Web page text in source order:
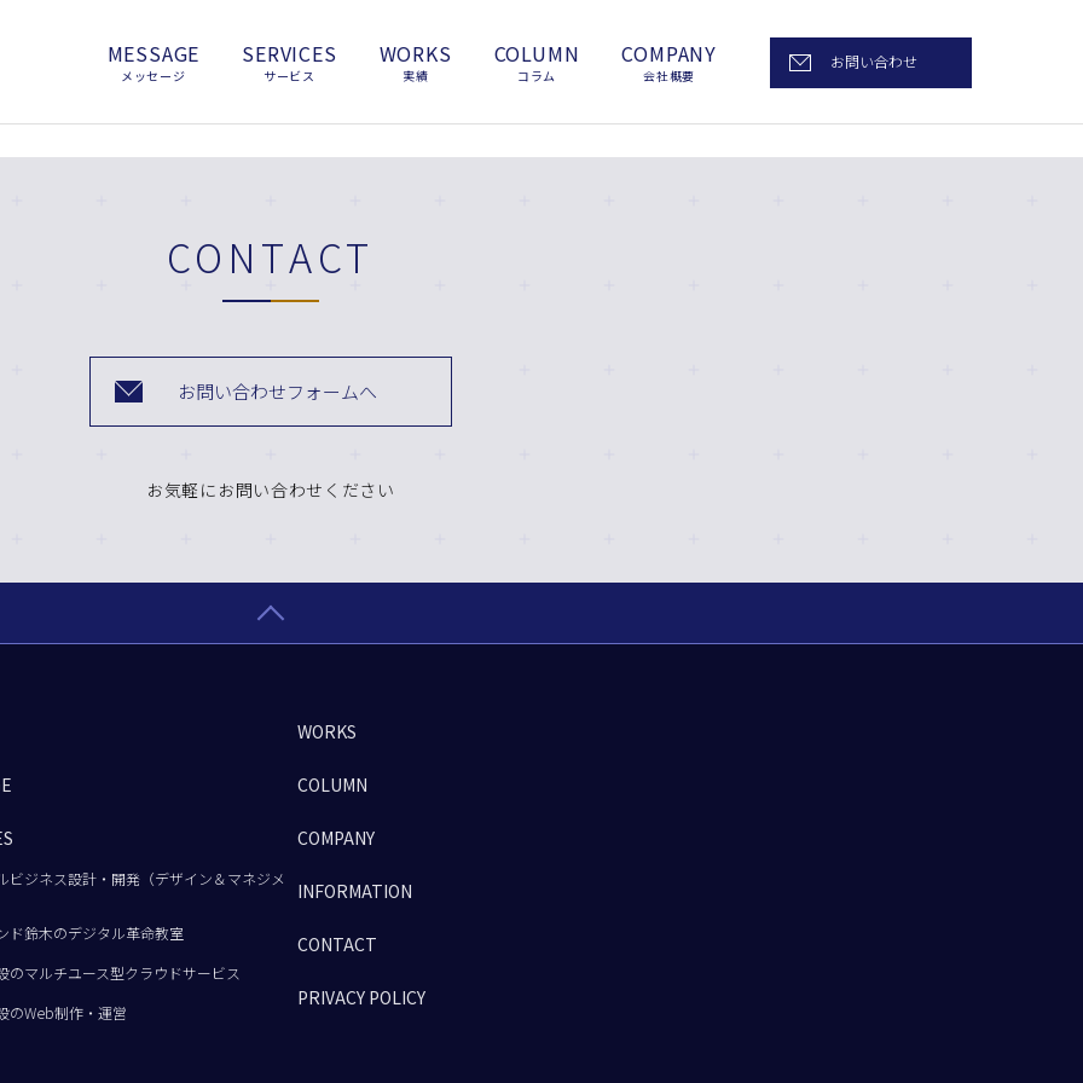
MESSAGE
メッセージ
SERVICES
サービス
WORKS
実績
COLUMN
コラム
COMPANY
会社概要
お問い合わせ
CONTACT
お問い合わせフォームへ
お気軽にお問い合わせください
ビジネス設計・開発（デザイン＆マネジメ
ド鈴木のデジタル革命教室
のマルチユース型クラウドサービス
のWeb制作・運営
WORKS
COLUMN
COMPANY
INFORMATION
CONTACT
PRIVACY POLICY